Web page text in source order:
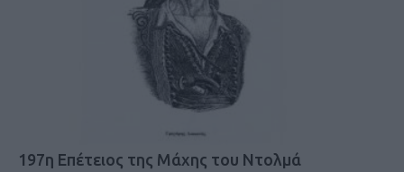
197η Επέτειος της Μάχης του Ντολμά